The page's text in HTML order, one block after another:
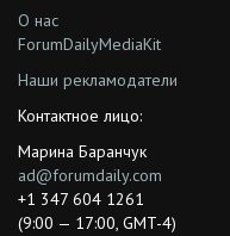
О нас
ForumDailyMediaKit
Наши рекламодатели
Контактное лицо:
Марина Баранчук
ad@forumdaily.com
+1 347 604 1261
(9:00 — 17:00, GMT-4)